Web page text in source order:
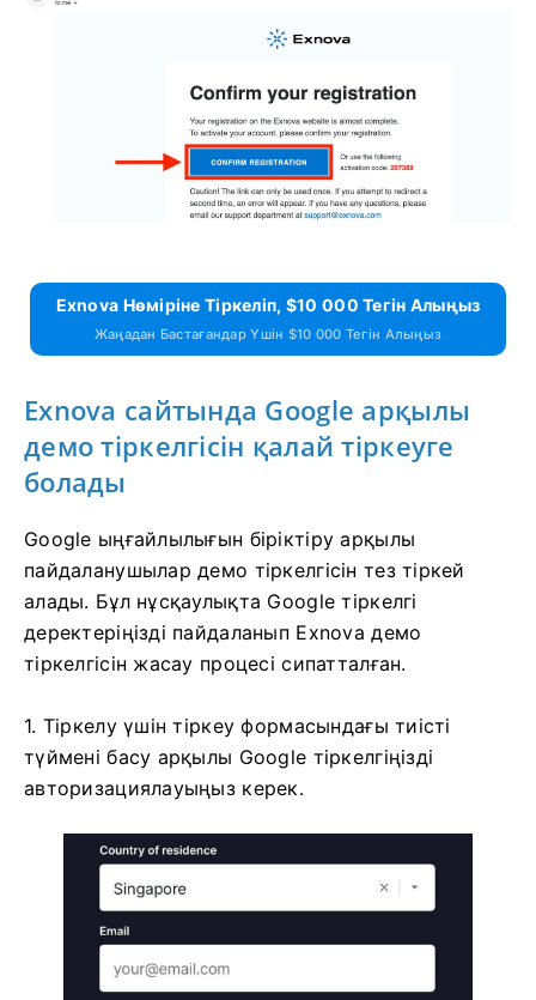
Exnova Нөміріне Тіркеліп, $10 000 Тегін Алыңыз
Жаңадан Бастағандар Үшін $10 000 Тегін Алыңыз
Exnova сайтында Google арқылы
демо тіркелгісін қалай тіркеуге
болады
Google ыңғайлылығын біріктіру арқылы
пайдаланушылар демо тіркелгісін тез тіркей
алады. Бұл нұсқаулықта Google тіркелгі
деректеріңізді пайдаланып Exnova демо
тіркелгісін жасау процесі сипатталған.
1. Тіркелу үшін тіркеу формасындағы тиісті
түймені басу арқылы Google тіркелгіңізді
авторизациялауыңыз керек.